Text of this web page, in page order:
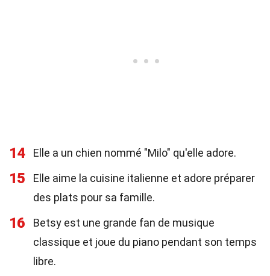
14 Elle a un chien nommé "Milo" qu'elle adore.
15
Elle aime la cuisine italienne et adore préparer
des plats pour sa famille.
16
Betsy est une grande fan de musique
classique et joue du piano pendant son temps
libre.